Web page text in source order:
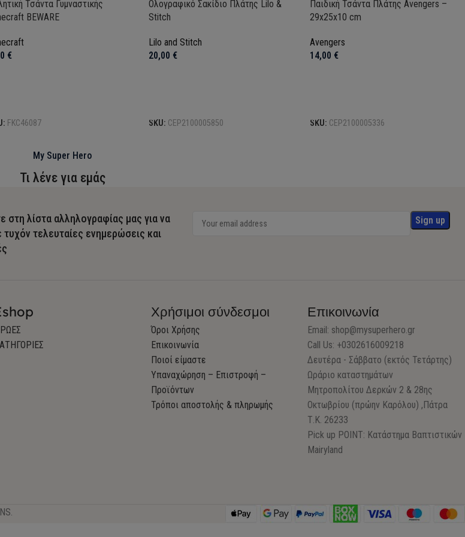
Τσάντα Γυμναστικής
BEWARE
€
FKC46087
Ολογραφικό Σακίδιο Πλάτης Lilo &
Stitch
Lilo and Stitch
20,00 €
SKU: CEP2100005850
Παιδική Τσάντα Πλάτης Avengers –
29x25x10 cm
Avengers
14,00 €
SKU: CEP2100005336
My Super Hero
Τι λένε για εμάς
στη λίστα αλληλογραφίας μας για να
τυχόν τελευταίες ενημερώσεις και
Χρήσιμοι σύνδεσμοι
Όροι Χρήσης
Επικοινωνία
Ποιοί είμαστε
Υπαναχώρηση – Επιστροφή –
Προϊόντων
Τρόποι αποστολής & πληρωμής
Επικοινωνία
Email: shop@mysuperhero.gr
Call Us: +0302616009218
Δευτέρα - Σάββατο (εκτός Τετάρτης)
Ωράριο καταστημάτων
Μητροπολίτου Δερκών 2 & 28ης
Οκτωβρίου (πρώην Καρόλου) ,Πάτρα
Τ.Κ. 26233
Pick up POINT: Κατάστημα Βαπτιστικών
Mairyland